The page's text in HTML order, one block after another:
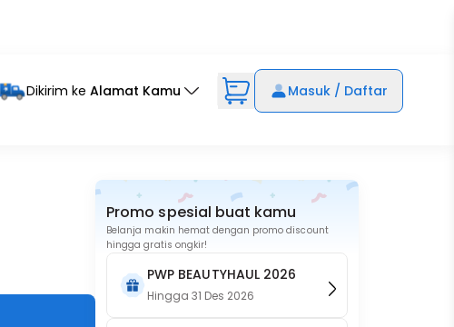
Dikirim ke Alamat Kamu Masuk / Daftar
Promo spesial buat kamu
Belanja makin hemat dengan promo discount
hingga gratis ongkir!
PWP BEAUTYHAUL 2026
Hingga31 Des 2026